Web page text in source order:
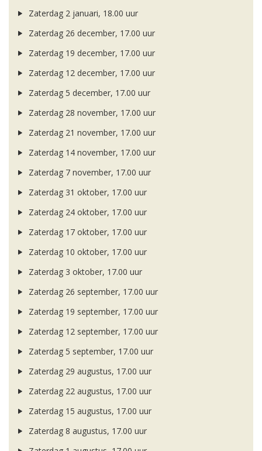
Zaterdag 2 januari, 18.00 uur
Zaterdag 26 december, 17.00 uur
Zaterdag 19 december, 17.00 uur
Zaterdag 12 december, 17.00 uur
Zaterdag 5 december, 17.00 uur
Zaterdag 28 november, 17.00 uur
Zaterdag 21 november, 17.00 uur
Zaterdag 14 november, 17.00 uur
Zaterdag 7 november, 17.00 uur
Zaterdag 31 oktober, 17.00 uur
Zaterdag 24 oktober, 17.00 uur
Zaterdag 17 oktober, 17.00 uur
Zaterdag 10 oktober, 17.00 uur
Zaterdag 3 oktober, 17.00 uur
Zaterdag 26 september, 17.00 uur
Zaterdag 19 september, 17.00 uur
Zaterdag 12 september, 17.00 uur
Zaterdag 5 september, 17.00 uur
Zaterdag 29 augustus, 17.00 uur
Zaterdag 22 augustus, 17.00 uur
Zaterdag 15 augustus, 17.00 uur
Zaterdag 8 augustus, 17.00 uur